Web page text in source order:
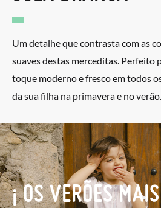
Um detalhe que contrasta com as
suaves destas merceditas. Perfeito
toque moderno e fresco em todos
da sua filha na primavera e no verão.
¡ OS VERÕES